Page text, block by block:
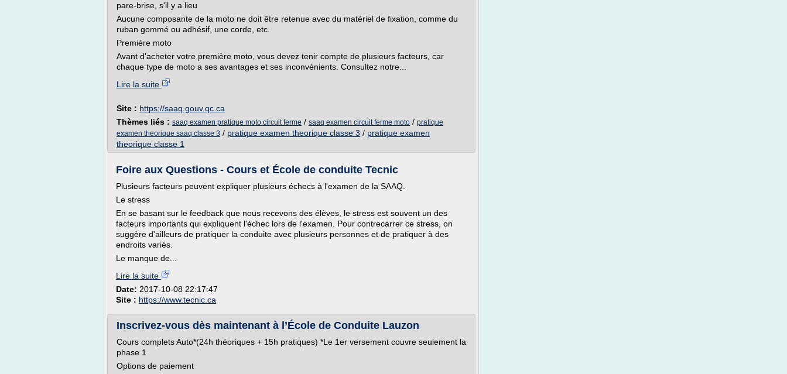
pare-brise, s'il y a lieu
Aucune composante de la moto ne doit être retenue avec du matériel de fixation, comme du
ruban gommé ou adhésif, une corde, etc.
Première moto
Avant d'acheter votre première moto, vous devez tenir compte de plusieurs facteurs, car
chaque type de moto a ses avantages et ses inconvénients. Consultez notre...
Lire la suite
Site : https://saaq.gouv.qc.ca
Thèmes liés : saaq examen pratique moto circuit ferme / saaq examen circuit ferme moto / pratique
examen theorique saaq classe 3 / pratique examen theorique classe 3 / pratique examen
theorique classe 1
Foire aux Questions - Cours et École de conduite Tecnic
Plusieurs facteurs peuvent expliquer plusieurs échecs à l'examen de la SAAQ.
Le stress
En se basant sur le feedback que nous recevons des élèves, le stress est souvent un des
facteurs importants qui expliquent l'échec lors de l'examen. Pour contrecarrer ce stress, on
suggère d'ailleurs de pratiquer la conduite avec plusieurs personnes et de pratiquer à des
endroits variés.
Le manque de...
Lire la suite
Date: 2017-10-08 22:17:47
Site : https://www.tecnic.ca
Inscrivez-vous dès maintenant à l’École de Conduite Lauzon
Cours complets Auto*(24h théoriques + 15h pratiques) *Le 1er versement couvre seulement la
phase 1
Options de paiement